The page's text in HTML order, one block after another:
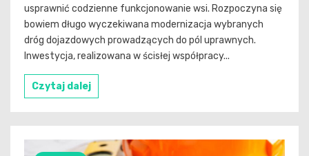
usprawnić codzienne funkcjonowanie wsi. Rozpoczyna się
bowiem długo wyczekiwana modernizacja wybranych
dróg dojazdowych prowadzących do pól uprawnych.
Inwestycja, realizowana w ścisłej współpracy...
Czytaj dalej